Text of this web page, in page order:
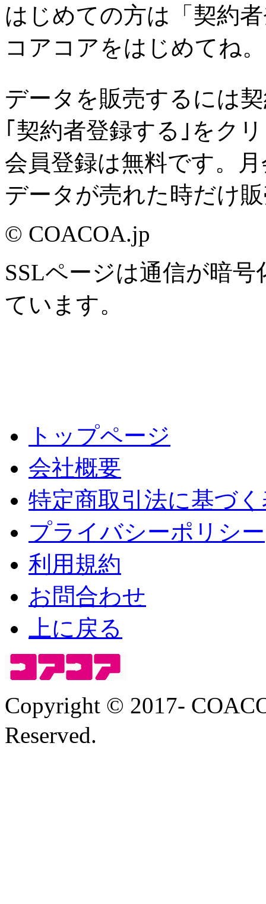
はじめての方は「契約
コアコアをはじめてね。
データを販売するには
｢契約者登録する｣をク
会員登録は無料です。
データが売れた時だけ
© COACOA.jp
SSLページは通信が暗
ています。
トップページ
会社概要
特定商取引法に基づ
プライバシーポリシー
利用規約
お問合わせ
上に戻る
Copyright © 2017-
Reserved.